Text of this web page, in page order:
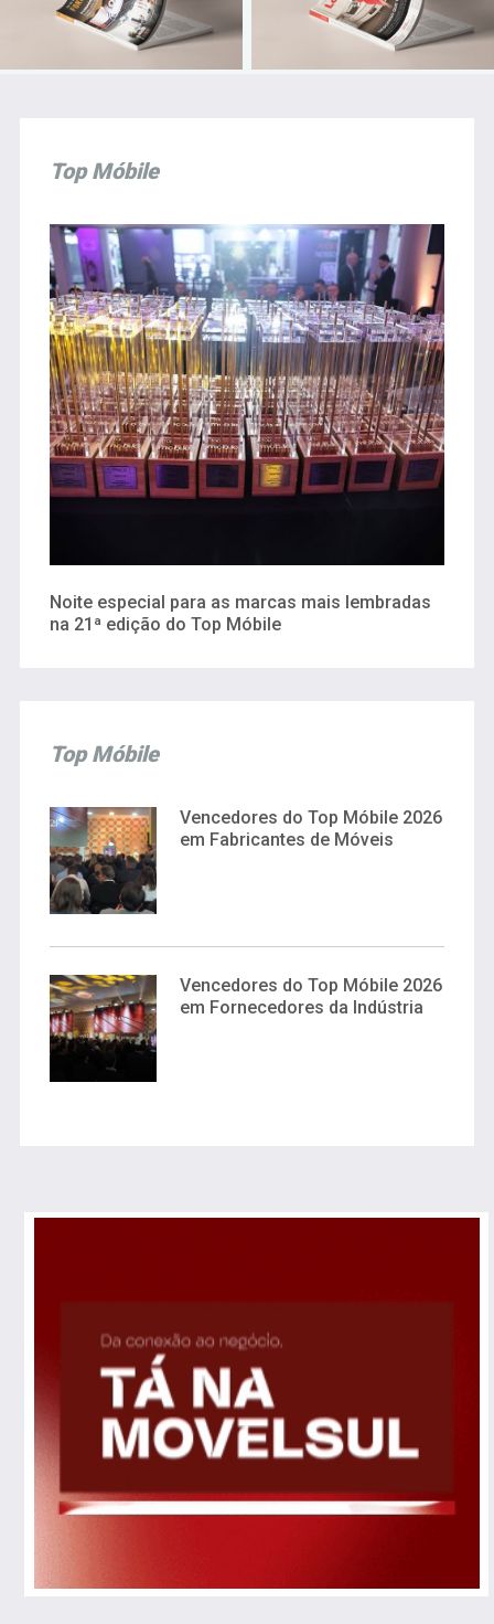
Top Móbile
Noite especial para as marcas mais lembradas
na 21ª edição do Top Móbile
Top Móbile
Vencedores do Top Móbile 2026
em Fabricantes de Móveis
Vencedores do Top Móbile 2026
em Fornecedores da Indústria